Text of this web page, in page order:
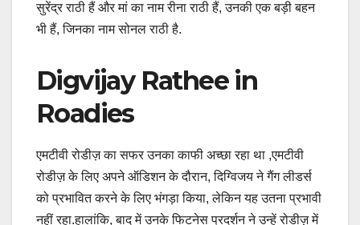
सुरेंद्र राठी हैं और मां का नाम रीना राठी हैं, उनकी एक बड़ी बहन
भी हैं, जिनका नाम सोनल राठी है.
Digvijay Rathee in
Roadies
एमटीवी रोडीज़ का सफर उनका काफी अच्छा रहा था ,एमटीवी
रोडीज़ के लिए अपने ऑडिशन के दौरान, दिग्विजय ने गैंग लीडर्स
को प्रभावित करने के लिए भंगड़ा किया, लेकिन यह उतना प्रभावी
नहीं रहा.हालांकि, बाद में उनके फिटनेस प्रदर्शन ने उन्हें रोडीज़ में